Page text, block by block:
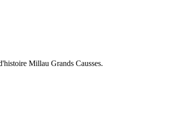
Millau Grands Causses.